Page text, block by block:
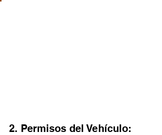
2. Permisos del Vehículo: